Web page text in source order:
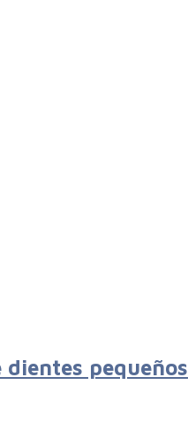
dientes pequeños